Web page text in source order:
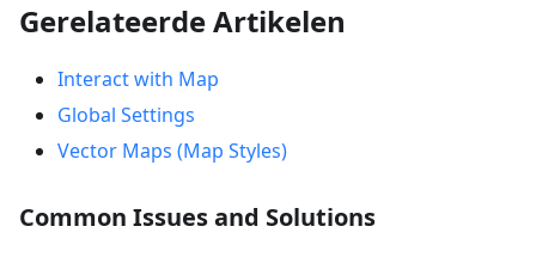
Gerelateerde Artikelen
Interact with Map
Global Settings
Vector Maps (Map Styles)
Common Issues and Solutions